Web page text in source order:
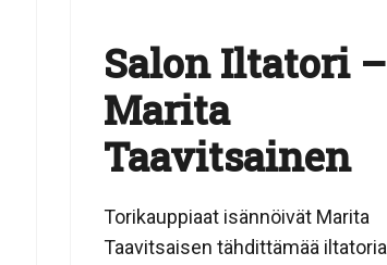
Salon Iltatori –
Marita
Taavitsainen
Torikauppiaat isännöivät Marita
Taavitsaisen tähdittämää iltatoria